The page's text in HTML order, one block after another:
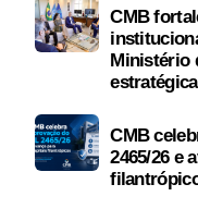
CMB
Ministério
CMB
2465/26 e